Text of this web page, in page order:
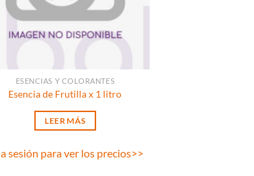
ESENCIAS Y COLORANTES
Esencia de Frutilla x 1 litro
LEER MÁS
sesión para ver los precios>>